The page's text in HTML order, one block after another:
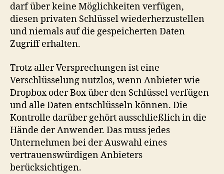
darf über keine Möglichkeiten verfügen,
diesen privaten Schlüssel wiederherzustellen
und niemals auf die gespeicherten Daten
Zugriff erhalten.
Trotz aller Versprechungen ist eine
Verschlüsselung nutzlos, wenn Anbieter wie
Dropbox oder Box über den Schlüssel verfügen
und alle Daten entschlüsseln können. Die
Kontrolle darüber gehört ausschließlich in die
Hände der Anwender. Das muss jedes
Unternehmen bei der Auswahl eines
vertrauenswürdigen Anbieters
berücksichtigen.